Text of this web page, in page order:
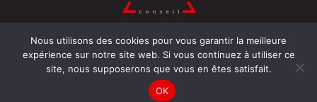
© 2026 Conçu par Projectil-Sogepress à Tours
Nous utilisons des cookies pour vous garantir la meilleure
expérience sur notre site web. Si vous continuez à utiliser ce
site, nous supposerons que vous en êtes satisfait.
OK